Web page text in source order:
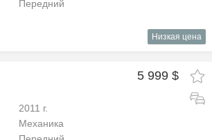
Передний
Низкая цена
5 999 $
2011 г.
Механика